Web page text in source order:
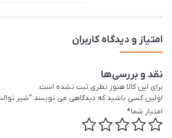
امتیاز و دیدگاه کاربران
نقد و بررسی‌ها
برای این کالا هنوز نظری ثبت نشده است.
اولین کسی باشید که دیدگاهی می نویسد “شیر
امتیاز شما*